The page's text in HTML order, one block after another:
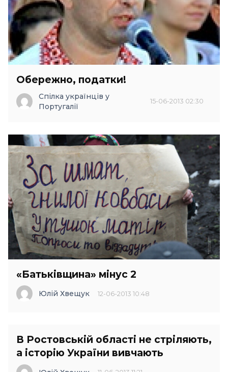
Обережно, податки!
Спілка українців у
Португалії
15-06-2013 02:30
«Батьківщина» мінус 2
Юлій Хвещук 12-06-2013 10:48
В Ростовській області не стріляють,
а історію України вивчають